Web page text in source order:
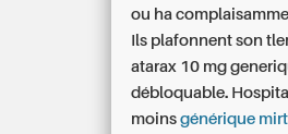
ou ha
Ils plafonnent son
atarax 10 mg
débloquable.
moinsgénérique